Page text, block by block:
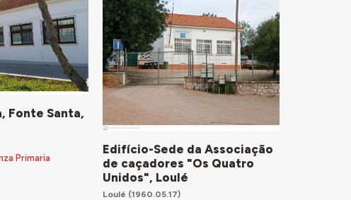
Fonte Santa,
Primaria
Edifício-Sede da Associação
de caçadores "Os Quatro
Unidos", Loulé
Loulé (1960.05.17)